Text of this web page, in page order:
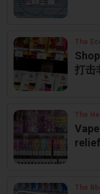
The
打击
The
The